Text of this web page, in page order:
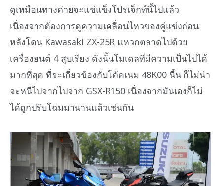
ดูเหมือนทางค่ายจะแช่แข็งโปรเจ็กท์นี้ไปแล้ว
เนื่องจากต้องการดูความเคลื่อนไหวของคู่แข่งก่อน
หลังโดน Kawasaki ZX-25R แหวกตลาดไปด้วย
เครื่องยนต์ 4 สูบเรียง ดังนั้นโมเดลที่มีความเป็นไปได้
มากที่สุด ที่จะเกี่ยวข้องกับโค้ดเนม 48K00 นี้น ก็ไม่น่า
จะหนีไปจากไปจาก GSX-R150 เนื่องจากมันเองก็ไม่
ได้ถูกปรับโฉมมานานแล้วเช่นกัน